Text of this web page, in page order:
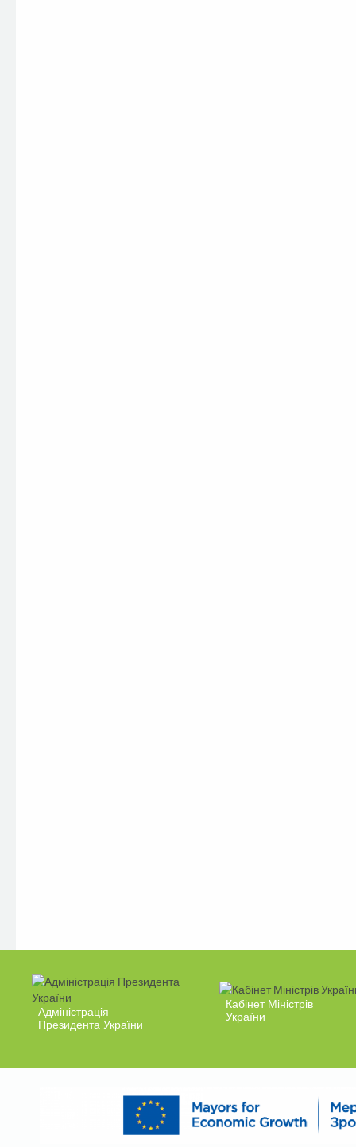
Адміністрація
Президента України
Кабінет Міністрів
України